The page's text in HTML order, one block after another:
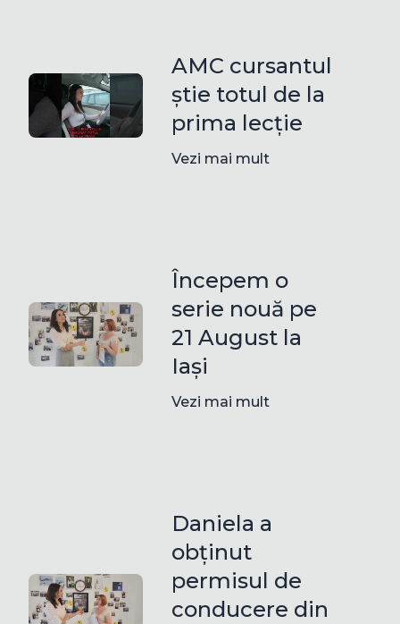
AMC cursantul
știe totul de la
prima lecție
Vezi mai mult
Începem o
serie nouă pe
21 August la
Iași
Vezi mai mult
Daniela a
obținut
permisul de
conducere din